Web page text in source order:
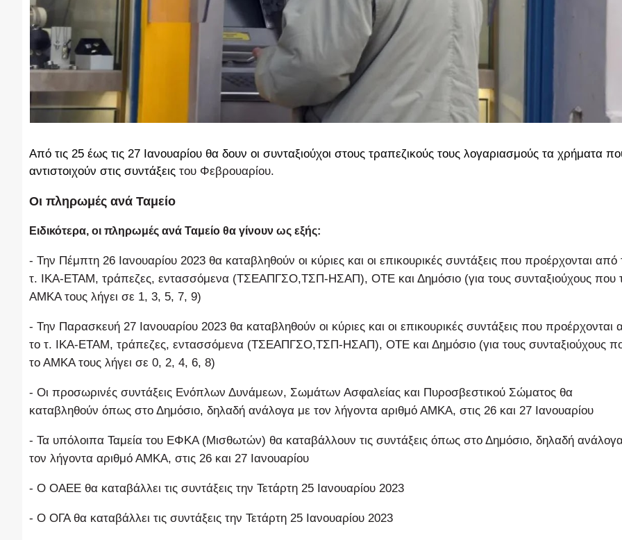
Από τις 25 έως τις 27 Ιανουαρίου θα δουν οι συνταξιούχοι στους τραπεζικούς τους λογαριασμούς τα χρήματα
αντιστοιχούν στις συντάξεις του Φεβρουαρίου.
Οι πληρωμές ανά Ταμείο
Ειδικότερα, οι πληρωμές ανά Ταμείο θα γίνουν ως εξής:
- Την Πέμπτη 26 Ιανουαρίου 2023 θα καταβληθούν οι κύριες και οι επικουρικές συντάξεις που προέρχονται από
τ. ΙΚΑ-ΕΤΑΜ, τράπεζες, εντασσόμενα (ΤΣΕΑΠΓΣΟ,ΤΣΠ-ΗΣΑΠ), ΟΤΕ και Δημόσιο (για τους συνταξιούχους που
ΑΜΚΑ τους λήγει σε 1, 3, 5, 7, 9)
- Την Παρασκευή 27 Ιανουαρίου 2023 θα καταβληθούν οι κύριες και οι επικουρικές συντάξεις που προέρχονται
το τ. ΙΚΑ-ΕΤΑΜ, τράπεζες, εντασσόμενα (ΤΣΕΑΠΓΣΟ,ΤΣΠ-ΗΣΑΠ), ΟΤΕ και Δημόσιο (για τους συνταξιούχους
το ΑΜΚΑ τους λήγει σε 0, 2, 4, 6, 8)
- Οι προσωρινές συντάξεις Ενόπλων Δυνάμεων, Σωμάτων Ασφαλείας και Πυροσβεστικού Σώματος θα
καταβληθούν όπως στο Δημόσιο, δηλαδή ανάλογα με τον λήγοντα αριθμό ΑΜΚΑ, στις 26 και 27 Ιανουαρίου
- Τα υπόλοιπα Ταμεία του ΕΦΚΑ (Μισθωτών) θα καταβάλλουν τις συντάξεις όπως στο Δημόσιο, δηλαδή
τον λήγοντα αριθμό ΑΜΚΑ, στις 26 και 27 Ιανουαρίου
- Ο ΟΑΕΕ θα καταβάλλει τις συντάξεις την Τετάρτη 25 Ιανουαρίου 2023
- Ο ΟΓΑ θα καταβάλλει τις συντάξεις την Τετάρτη 25 Ιανουαρίου 2023